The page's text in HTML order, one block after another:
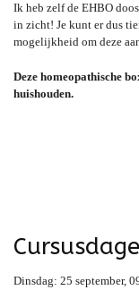
Ik heb zelf de EHBO
in zicht! Je kunt er dus
mogelijkheid om deze
Deze homeopathische
huishouden.
Dinsdag: 25 september,